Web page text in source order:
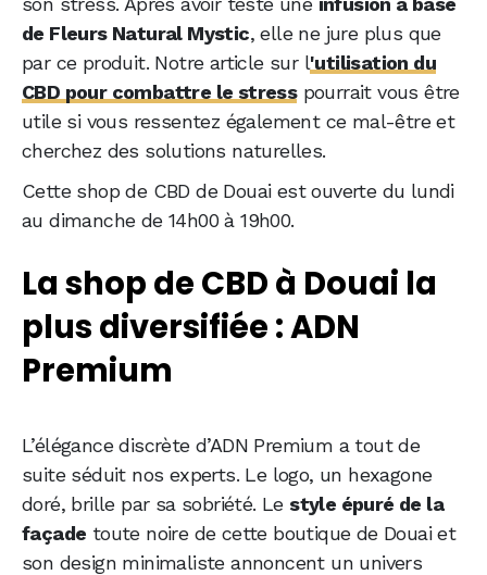
de Fleurs Natural Mystic, elle ne jure plus que
par ce produit. Notre article sur l'utilisation du
CBD pour combattre le stresspourrait vous être
utile si vous ressentez également ce mal-être et
cherchez des solutions naturelles.
Cette shop de CBD de Douai est ouverte du lundi
au dimanche de 14h00 à 19h00.
La shop de CBD à Douai la
plus diversifiée : ADN
Premium
L’élégance discrète d’ADN Premium a tout de
suite séduit nos experts. Le logo, un hexagone
doré, brille par sa sobriété. Le style épuré de la
façade toute noire de cette boutique de Douai et
son design minimaliste annoncent un univers